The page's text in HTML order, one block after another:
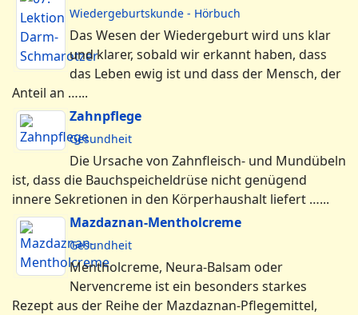
Wiedergeburtskunde - Hörbuch
Das Wesen der Wiedergeburt wird uns klar
und klarer, sobald wir erkannt haben, dass
das Leben ewig ist und dass der Mensch, der
Anteil an …...
Zahnpflege
Gesundheit
Die Ursache von Zahnfleisch- und Mundübeln
ist, dass die Bauchspeicheldrüse nicht genügend
innere Sekretionen in den Körperhaushalt liefert …...
Mazdaznan-Mentholcreme
Gesundheit
Mentholcreme, Neura-Balsam oder
Nervencreme ist ein besonders starkes
Rezept aus der Reihe der Mazdaznan-Pflegemittel,